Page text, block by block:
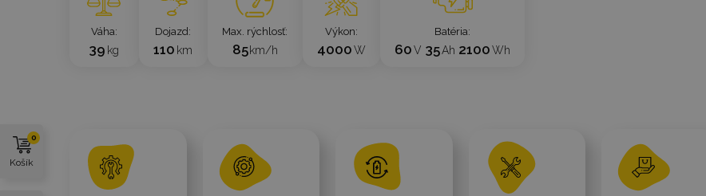
Váha
39 kg
Dojazd
110 km
Max. rýchlosť
85 km/h
Výkon
4000W
Batéria
60V 35Ah 2100Wh
Košík
0